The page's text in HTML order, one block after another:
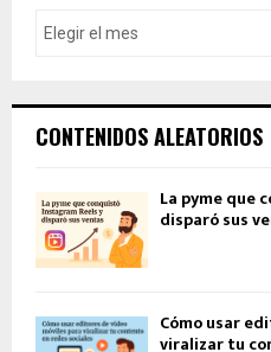
CONTENIDOS ALEATORIOS
La pyme que
disparó sus
Cómo usar
viralizar tu